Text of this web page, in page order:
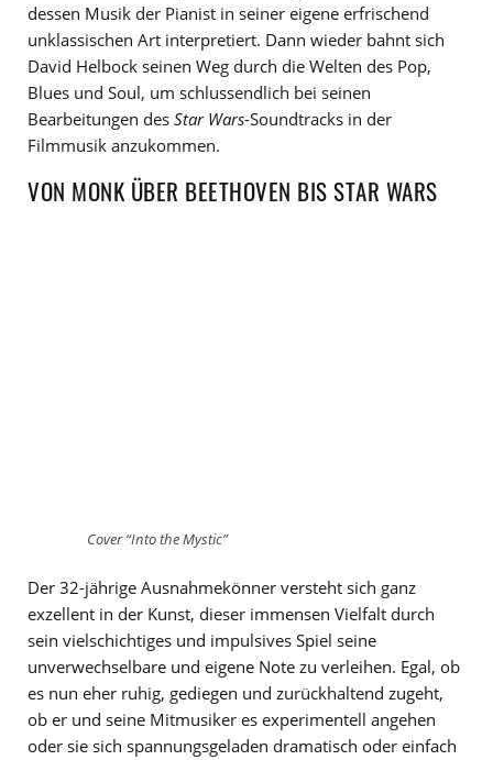
dessen Musik der Pianist in seiner eigene erfrischend
unklassischen Art interpretiert. Dann wieder bahnt sich
David Helbock seinen Weg durch die Welten des Pop,
Blues und Soul, um schlussendlich bei seinen
Bearbeitungen des Star Wars-Soundtracks in der
Filmmusik anzukommen.
VON MONK ÜBER BEETHOVEN BIS STAR WARS
Cover “Into the Mystic”
Der 32-jährige Ausnahmekönner versteht sich ganz
exzellent in der Kunst, dieser immensen Vielfalt durch
sein vielschichtiges und impulsives Spiel seine
unverwechselbare und eigene Note zu verleihen. Egal, ob
es nun eher ruhig, gediegen und zurückhaltend zugeht,
ob er und seine Mitmusiker es experimentell angehen
oder sie sich spannungsgeladen dramatisch oder einfach